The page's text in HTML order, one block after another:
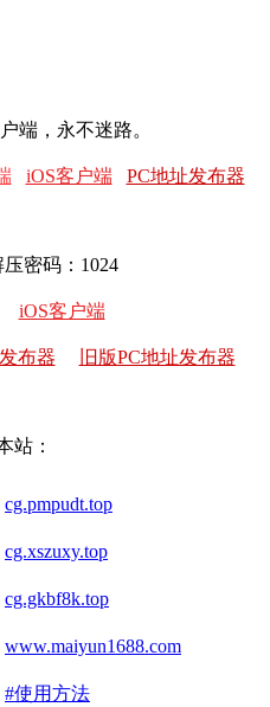
端，永不迷路。
iOS客户端 PC地址发布器
密码：1024
iOS客户端
布器 旧版PC地址发布器
站：
cg.pmpudt.top
cg.xszuxy.top
cg.gkbf8k.top
www.maiyun1688.com
#使用方法